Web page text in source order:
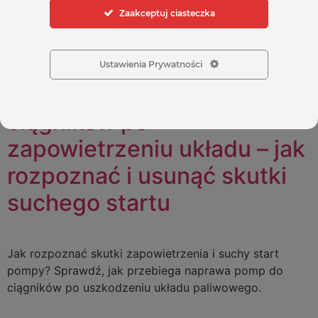
regulacyjny ciśnienia. To właśnie on odpowiada za
utrzymanie prawidłowego ciśnienia w torze zasilania
ciągników po
zapowietrzeniu układu – jak
rozpoznać i usunąć skutki
suchego startu
Jak rozpoznać skutki zapowietrzenia i suchy start
pompy? Sprawdź, jak przebiega naprawa pomp do
ciągników po uszkodzeniu układu paliwowego.
Zaakceptuj ciasteczka
Ustawienia Prywatności